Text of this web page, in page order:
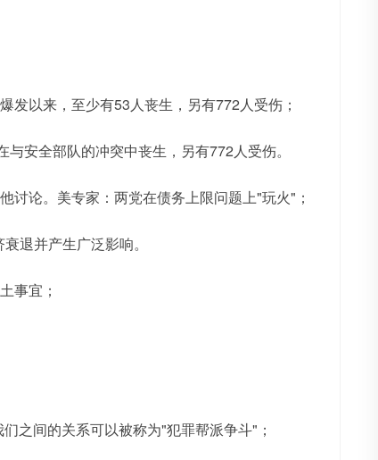
以来，至少有53人丧生，另有772人受伤；
安全部队的冲突中丧生，另有772人受伤。
论。美专家：两党在债务上限问题上"玩火"；
退并产生广泛影响。
事宜；
之间的关系可以被称为"犯罪帮派争斗"；